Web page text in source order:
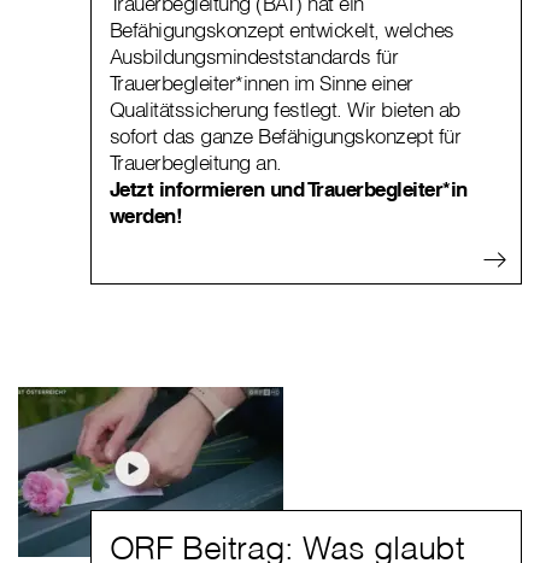
Befähigungskonzept entwickelt, welches
Ausbildungsmindeststandards für
Trauerbegleiter*innen im Sinne einer
Qualitätssicherung festlegt. Wir bieten ab
sofort das ganze Befähigungskonzept für
Trauerbegleitung an.
Jetzt informieren und Trauerbegleiter*in
werden!
ORF Beitrag: Was glaubt